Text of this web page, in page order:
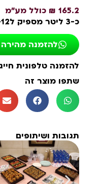
165.2 ₪ כולל מע"מ
כ-3 ליטר מספיק ל8-12 איש כתוספת
להזמנה מהירה
להזמנה טלפונית חייגו: 053-316-
שתפו מוצר זה
תגובות ושיתופים